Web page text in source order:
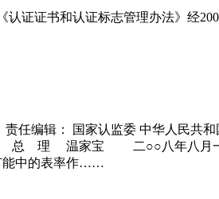
认证证书和认证标志管理办法》经
任编辑： 国家认监委 中华人民
总 理 温家宝 二○○八年八
能中的表率作……